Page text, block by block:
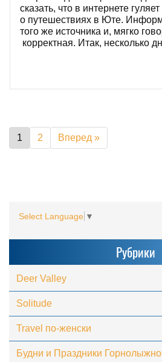
сказать, что в интернете
о путешествиях в Юте.
того же источника и, мягко
корректная. Итак, несколько
1 2 Вперед »
Select Language ▼
Рубрики
Deer Valley
Solitude
Travel по-женски
Будни и Праздники